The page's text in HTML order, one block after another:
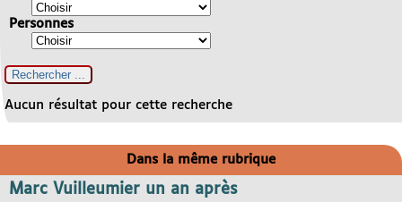
Personnes
Aucun résultat pour cette recherche
Dans la même rubrique
Marc Vuilleumier un an après